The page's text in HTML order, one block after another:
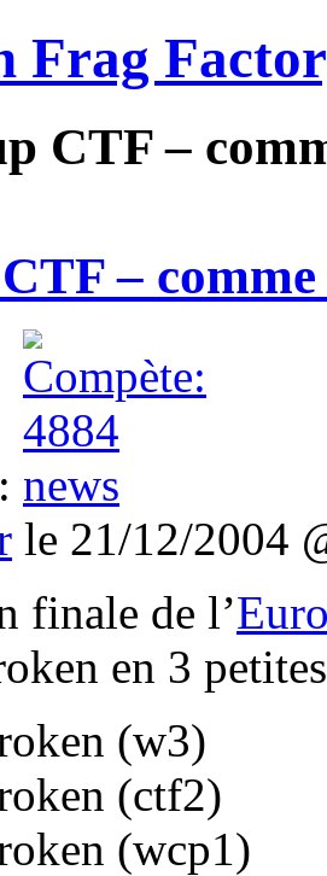
Frag
CTF –
–
le 21/12/2004
finale de l’
en 3
(w3)
(ctf2)
(wcp1)